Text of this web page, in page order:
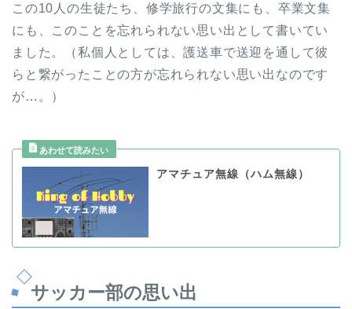
この10人の生徒たち、修学旅行の文集にも、卒業文集
にも、このことを忘れられない思い出として書いてい
ました。（私個人としては、護送車で送迎を通して彼
らと繋がったことの方が忘れられない思い出なのです
が…。）
アマチュア無線（ハム無線）
サッカー部の思い出